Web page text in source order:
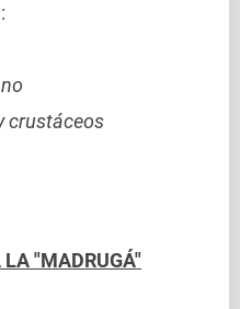
crustáceos
LA "MADRUGÁ"